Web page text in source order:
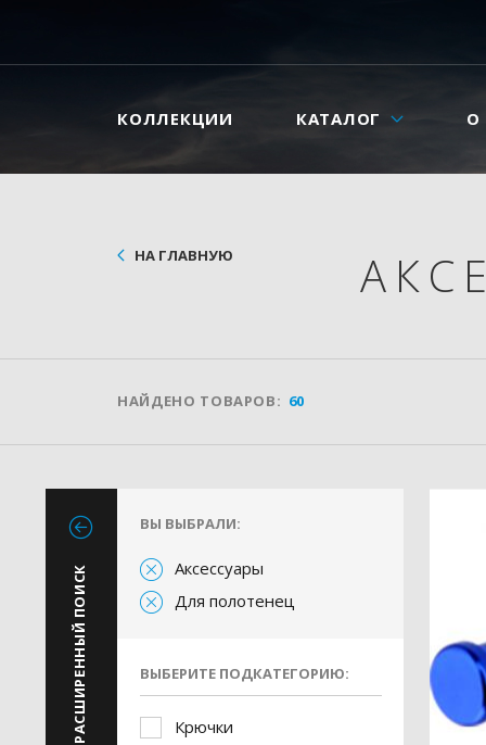
КОЛЛЕКЦИИ КАТАЛОГ О
НА ГЛАВНУЮ
НАЙДЕНО ТОВАРОВ: 60
РАСШИРЕННЫЙ ПОИСК
ВЫ ВЫБРАЛИ:
Аксессуары
Для полотенец
ВЫБЕРИТЕ ПОДКАТЕГОРИЮ:
Крючки